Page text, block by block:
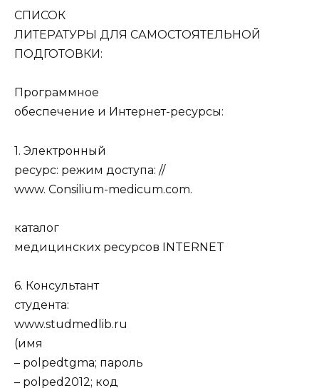
СПИСОК
ЛИТЕРАТУРЫ ДЛЯ САМОСТОЯТЕЛЬНОЙ
ПОДГОТОВКИ:
Программное
обеспечение и Интернет-ресурсы:
1. Электронный
ресурс: режим доступа: //
www. Consilium-medicum.com.
каталог
медицинских ресурсов INTERNET
6. Консультант
студента:
www.studmedlib.ru
(имя
– polpedtgma; пароль
– polped2012; код